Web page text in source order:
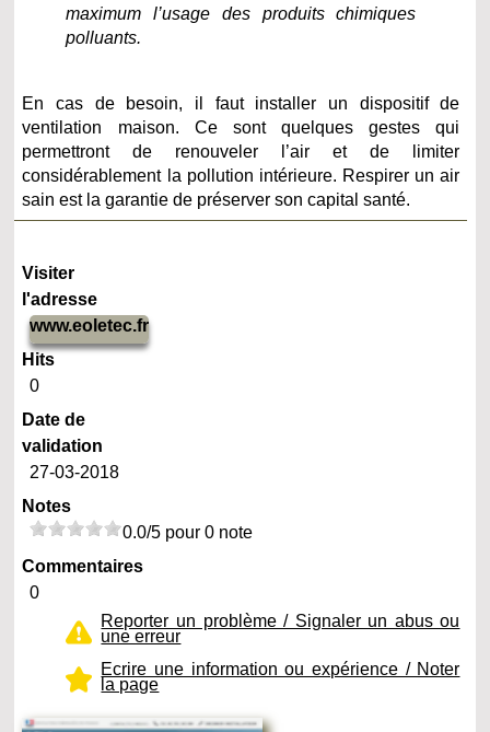
maximum l’usage des produits chimiques
polluants.
En cas de besoin, il faut installer un dispositif de
ventilation maison. Ce sont quelques gestes qui
permettront de renouveler l’air et de limiter
considérablement la pollution intérieure. Respirer un air
sain est la garantie de préserver son capital santé.
Visiter
l'adresse
www.eoletec.fr
Hits
0
Date de
validation
27-03-2018
Notes
0.0/5 pour 0 note
Commentaires
0
Reporter un problème / Signaler un abus ou
une erreur
Ecrire une information ou expérience / Noter
la page